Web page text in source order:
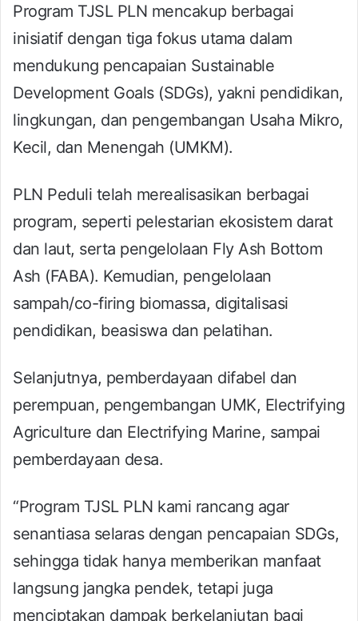
Program TJSL PLN mencakup berbagai
inisiatif dengan tiga fokus utama dalam
mendukung pencapaian Sustainable
Development Goals (SDGs), yakni pendidikan,
lingkungan, dan pengembangan Usaha Mikro,
Kecil, dan Menengah (UMKM).
PLN Peduli telah merealisasikan berbagai
program, seperti pelestarian ekosistem darat
dan laut, serta pengelolaan Fly Ash Bottom
Ash (FABA). Kemudian, pengelolaan
sampah/co-firing biomassa, digitalisasi
pendidikan, beasiswa dan pelatihan.
Selanjutnya, pemberdayaan difabel dan
perempuan, pengembangan UMK, Electrifying
Agriculture dan Electrifying Marine, sampai
pemberdayaan desa.
“Program TJSL PLN kami rancang agar
senantiasa selaras dengan pencapaian SDGs,
sehingga tidak hanya memberikan manfaat
langsung jangka pendek, tetapi juga
menciptakan dampak berkelanjutan bagi